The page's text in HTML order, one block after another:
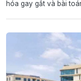
hóa gay gắt và bài